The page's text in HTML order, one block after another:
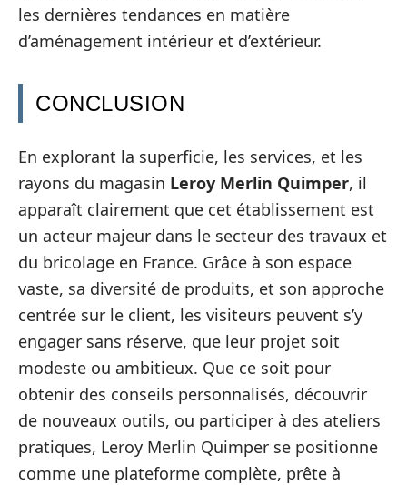
les dernières tendances en matière
d’aménagement intérieur et d’extérieur.
CONCLUSION
En explorant la superficie, les services, et les
rayons du magasin Leroy Merlin Quimper, il
apparaît clairement que cet établissement est
un acteur majeur dans le secteur des travaux et
du bricolage en France. Grâce à son espace
vaste, sa diversité de produits, et son approche
centrée sur le client, les visiteurs peuvent s’y
engager sans réserve, que leur projet soit
modeste ou ambitieux. Que ce soit pour
obtenir des conseils personnalisés, découvrir
de nouveaux outils, ou participer à des ateliers
pratiques, Leroy Merlin Quimper se positionne
comme une plateforme complète, prête à